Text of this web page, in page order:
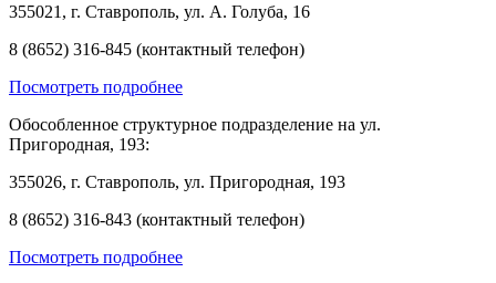
355021, г. Ставрополь, ул. А. Голуба, 16
8 (8652) 316-845 (контактный телефон)
Посмотреть подробнее
Обособленное структурное подразделение на ул.
Пригородная, 193:
355026, г. Ставрополь, ул. Пригородная, 193
8 (8652) 316-843 (контактный телефон)
Посмотреть подробнее